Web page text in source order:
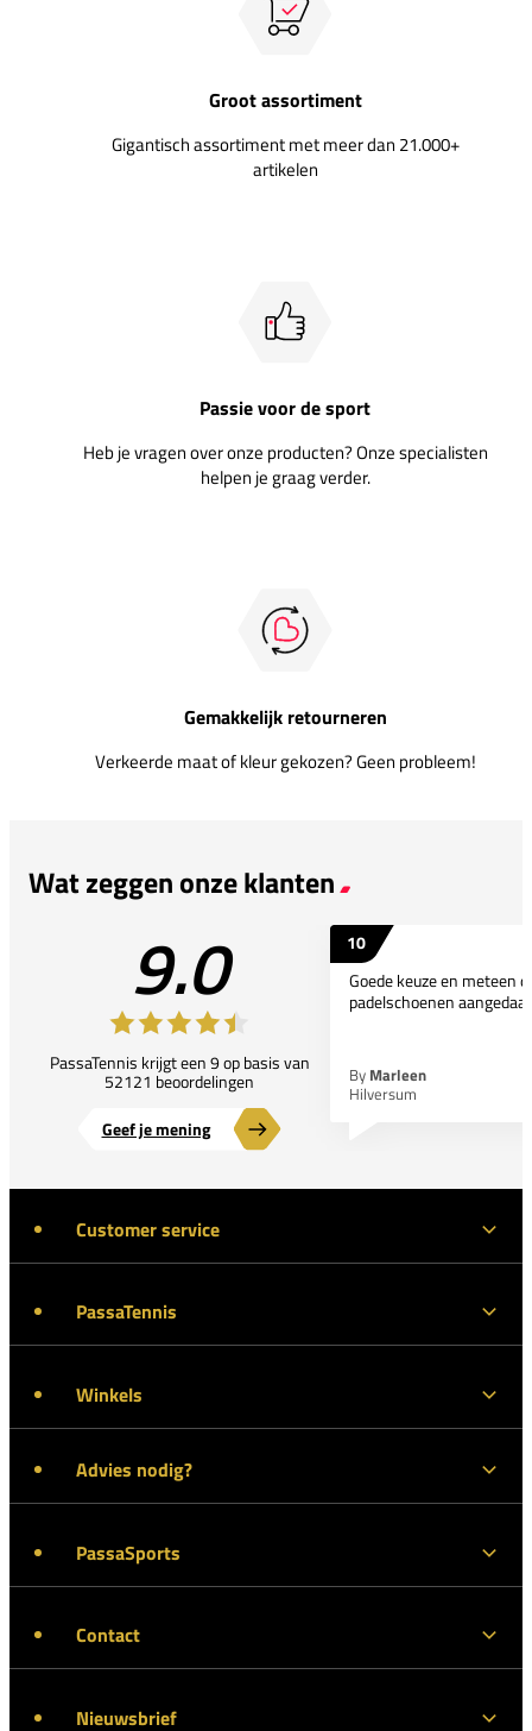
Groot assortiment
Gigantisch assortiment met meer dan 21.000+
artikelen
Passie voor de sport
Heb je vragen over onze producten? Onze specialisten
helpen je graag verder.
Gemakkelijk retourneren
Verkeerde maat of kleur gekozen? Geen probleem!
Wat zeggen onze klanten
9.0
PassaTennis krijgt een 9 op basis van
52121 beoordelingen
Geef je mening
10
Goede keuze en meteen
padelschoenen
By Marleen
Hilversum
Customer service
PassaTennis
Winkels
Advies nodig?
PassaSports
Contact
Nieuwsbrief